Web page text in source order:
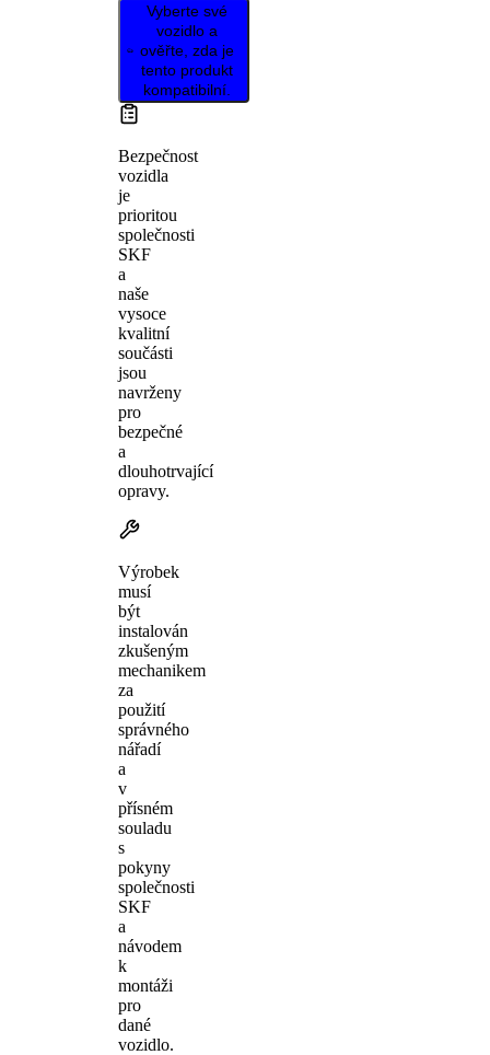
Vyberte své
vozidlo a
ověřte, zda je
tento produkt
kompatibilní.
Bezpečnost
vozidla
je
prioritou
společnosti
SKF
a
naše
vysoce
kvalitní
součásti
jsou
navrženy
pro
bezpečné
a
dlouhotrvající
opravy.
Výrobek
musí
být
instalován
zkušeným
mechanikem
za
použití
správného
nářadí
a
v
přísném
souladu
s
pokyny
společnosti
SKF
a
návodem
k
montáži
pro
dané
vozidlo.